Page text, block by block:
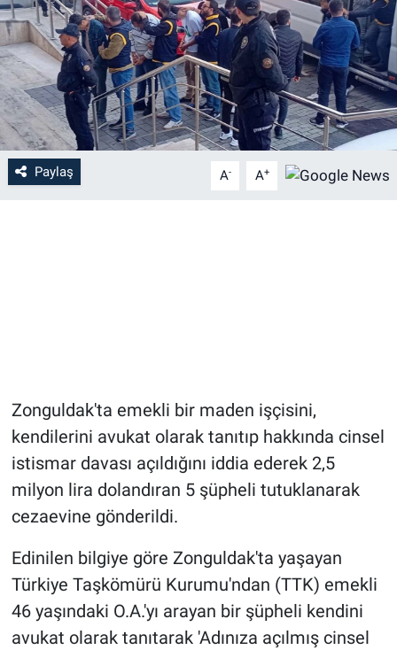
Paylaş A- A+
Zonguldak'ta emekli bir maden işçisini,
kendilerini avukat olarak tanıtıp hakkında cinsel
istismar davası açıldığını iddia ederek 2,5
milyon lira dolandıran 5 şüpheli tutuklanarak
cezaevine gönderildi.
Edinilen bilgiye göre Zonguldak'ta yaşayan
Türkiye Taşkömürü Kurumu'ndan (TTK) emekli
46 yaşındaki O.A.'yı arayan bir şüpheli kendini
avukat olarak tanıtarak 'Adınıza açılmış cinsel